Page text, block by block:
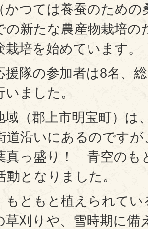
かつては養蚕のための
の新たな農産物栽培
栽培を始めています。
援隊の参加者は8名、
ました。
域（郡上市明宝町）は
道沿いにあるのですが
真っ盛り！ 青空のも
動となりました。
もともと植えられて
草刈りや、雪時期に備